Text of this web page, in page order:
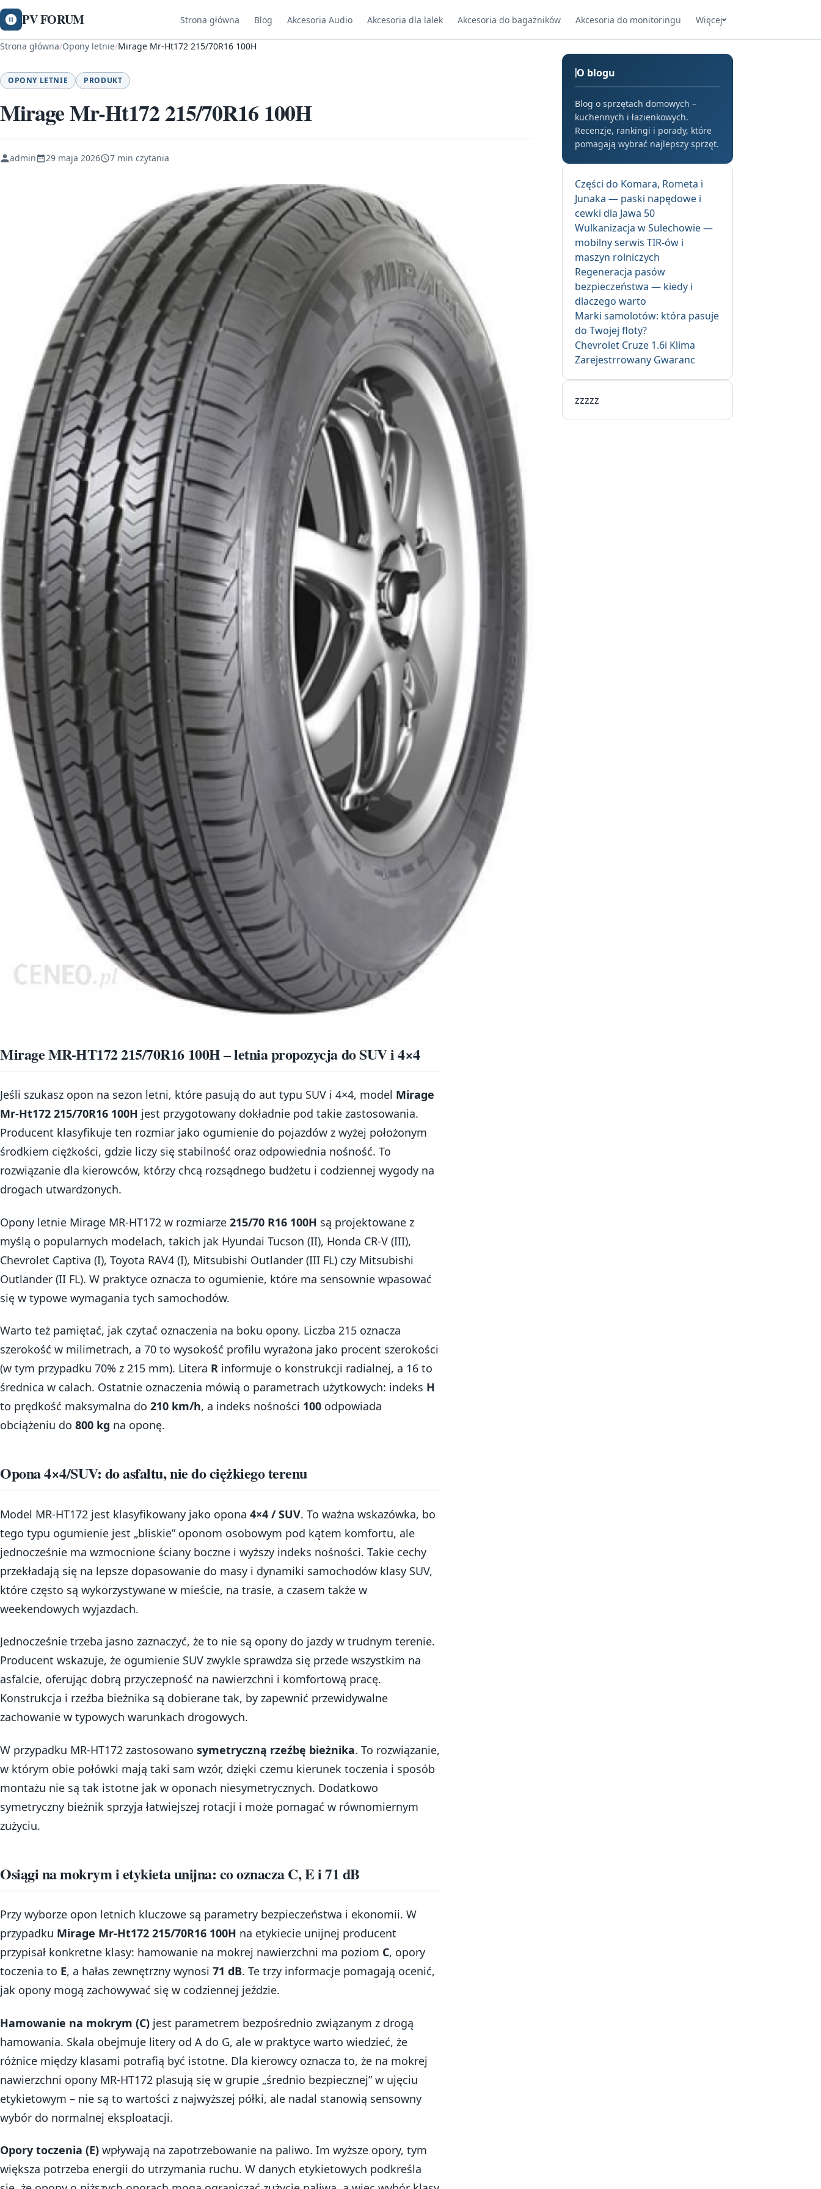
PV FORUM Strona główna Blog Akcesoria Audio Akcesoria dla lalek Akcesoria do bagażników Akcesoria do monitoringu Więcej
Strona główna/Opony letnie/Mirage Mr-Ht172 215/70R16 100H
OPONY LETNIE PRODUKT
Mirage Mr-Ht172 215/70R16 100H
admin 29 maja 2026 7 min czytania
Mirage MR-HT172 215/70R16 100H – letnia propozycja do SUV i 4×4
Jeśli szukasz opon na sezon letni, które pasują do aut typu SUV i 4×4, model Mirage
Mr-Ht172 215/70R16 100H jest przygotowany dokładnie pod takie zastosowania.
Producent klasyfikuje ten rozmiar jako ogumienie do pojazdów z wyżej położonym
środkiem ciężkości, gdzie liczy się stabilność oraz odpowiednia nośność. To
rozwiązanie dla kierowców, którzy chcą rozsądnego budżetu i codziennej wygody na
drogach utwardzonych.
Opony letnie Mirage MR-HT172 w rozmiarze 215/70 R16 100H są projektowane z
myślą o popularnych modelach, takich jak Hyundai Tucson (II), Honda CR-V (III),
Chevrolet Captiva (I), Toyota RAV4 (I), Mitsubishi Outlander (III FL) czy Mitsubishi
Outlander (II FL). W praktyce oznacza to ogumienie, które ma sensownie wpasować
się w typowe wymagania tych samochodów.
Warto też pamiętać, jak czytać oznaczenia na boku opony. Liczba 215 oznacza
szerokość w milimetrach, a 70 to wysokość profilu wyrażona jako procent szerokości
(w tym przypadku 70% z 215 mm). Litera R informuje o konstrukcji radialnej, a 16 to
średnica w calach. Ostatnie oznaczenia mówią o parametrach użytkowych: indeks H
to prędkość maksymalna do 210 km/h, a indeks nośności 100 odpowiada
obciążeniu do 800 kg na oponę.
Opona 4×4/SUV: do asfaltu, nie do ciężkiego terenu
Model MR-HT172 jest klasyfikowany jako opona 4×4 / SUV. To ważna wskazówka, bo
tego typu ogumienie jest „bliskie” oponom osobowym pod kątem komfortu, ale
jednocześnie ma wzmocnione ściany boczne i wyższy indeks nośności. Takie cechy
przekładają się na lepsze dopasowanie do masy i dynamiki samochodów klasy SUV,
które często są wykorzystywane w mieście, na trasie, a czasem także w
weekendowych wyjazdach.
Jednocześnie trzeba jasno zaznaczyć, że to nie są opony do jazdy w trudnym terenie.
Producent wskazuje, że ogumienie SUV zwykle sprawdza się przede wszystkim na
asfalcie, oferując dobrą przyczepność na nawierzchni i komfortową pracę.
Konstrukcja i rzeźba bieżnika są dobierane tak, by zapewnić przewidywalne
zachowanie w typowych warunkach drogowych.
W przypadku MR-HT172 zastosowano symetryczną rzeźbę bieżnika. To rozwiązanie,
w którym obie połówki mają taki sam wzór, dzięki czemu kierunek toczenia i sposób
montażu nie są tak istotne jak w oponach niesymetrycznych. Dodatkowo
symetryczny bieżnik sprzyja łatwiejszej rotacji i może pomagać w równomiernym
zużyciu.
Osiągi na mokrym i etykieta unijna: co oznacza C, E i 71 dB
Przy wyborze opon letnich kluczowe są parametry bezpieczeństwa i ekonomii. W
przypadku Mirage Mr-Ht172 215/70R16 100H na etykiecie unijnej producent
przypisał konkretne klasy: hamowanie na mokrej nawierzchni ma poziom C, opory
toczenia to E, a hałas zewnętrzny wynosi 71 dB. Te trzy informacje pomagają ocenić,
jak opony mogą zachowywać się w codziennej jeździe.
Hamowanie na mokrym (C) jest parametrem bezpośrednio związanym z drogą
hamowania. Skala obejmuje litery od A do G, ale w praktyce warto wiedzieć, że
różnice między klasami potrafią być istotne. Dla kierowcy oznacza to, że na mokrej
nawierzchni opony MR-HT172 plasują się w grupie „średnio bezpiecznej” w ujęciu
etykietowym – nie są to wartości z najwyższej półki, ale nadal stanowią sensowny
wybór do normalnej eksploatacji.
Opory toczenia (E) wpływają na zapotrzebowanie na paliwo. Im wyższe opory, tym
większa potrzeba energii do utrzymania ruchu. W danych etykietowych podkreśla
O blogu
Blog o sprzętach domowych –
kuchennych i łazienkowych.
Recenzje, rankingi i porady, które
pomagają wybrać najlepszy sprzęt.
Części do Komara, Rometa i
Junaka — paski napędowe i
cewki dla Jawa 50
Wulkanizacja w Sulechowie —
mobilny serwis TIR-ów i
maszyn rolniczych
Regeneracja pasów
bezpieczeństwa — kiedy i
dlaczego warto
Marki samolotów: która pasuje
do Twojej floty?
Chevrolet Cruze 1.6i Klima
Zarejestrrowany Gwaranc
zzzzz